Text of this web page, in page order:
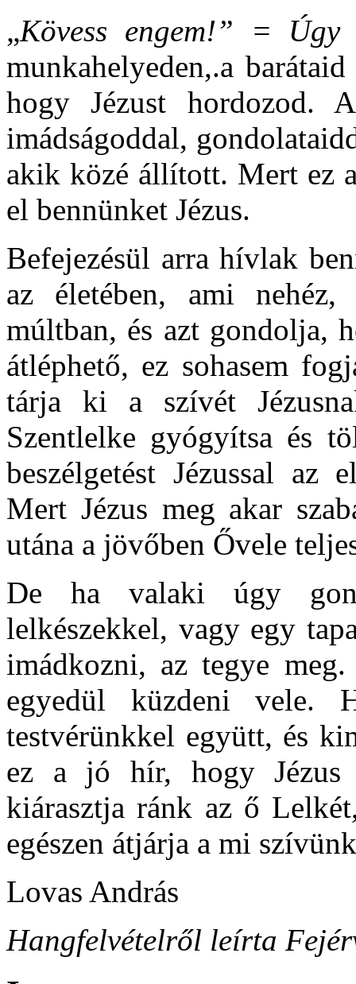
„Kövess engem!” = Úgy
munkahelyeden,.a
hogy Jézust hordozod.
imádságoddal,
akik közé állított. Mert ez
el bennünket Jézus.
Befejezésül arra hívlak
az életében, ami
múltban, és azt gondolja,
átléphető, ez sohasem
tárja ki a szívét
Szentlelke gyógyítsa és
beszélgetést Jézussal az
Mert Jézus meg akar
utána a jövőben Ővele
De ha valaki úgy
lelkészekkel, vagy egy
imádkozni, az tegye
egyedül küzdeni vele.
testvérünkkel együtt, és
ez a jó hír, hogy Jézus
kiárasztja ránk az ő
egészen átjárja a mi
Lovas András
Hangfelvételről leírta